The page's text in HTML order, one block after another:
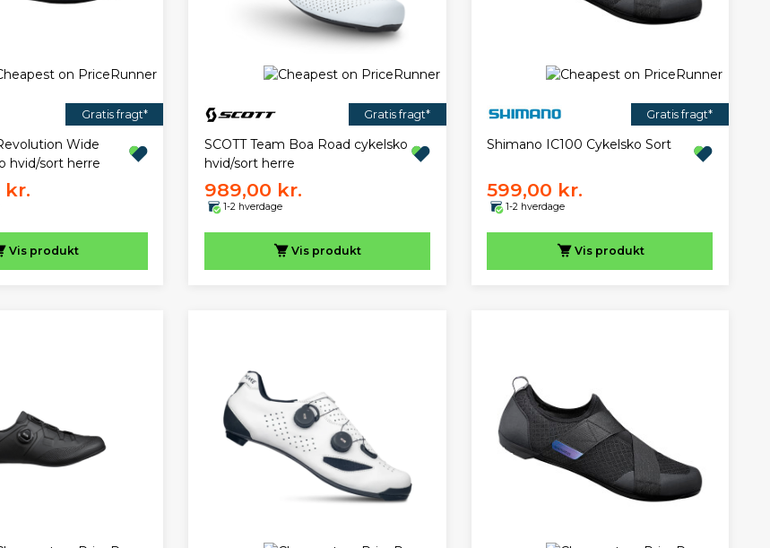
Gratis fragt*
Wide
hvid/sort herre
kr.
Vis produkt
Gratis fragt*
SCOTT Team Boa Road cykelsko
hvid/sort herre
989,00 kr.
1-2 hverdage
Vis produkt
Gratis fragt*
Shimano IC100 Cykelsko Sort
599,00 kr.
1-2 hverdage
Vis produkt